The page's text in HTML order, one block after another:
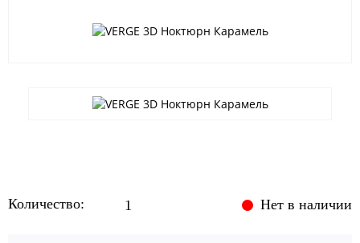
Количество: Нет в наличии